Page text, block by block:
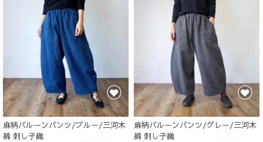
麻柄バルーンパンツ/ブルー/三河木
綿 刺し子織
麻柄バルーンパンツ/グレー/三河木
綿 刺し子織